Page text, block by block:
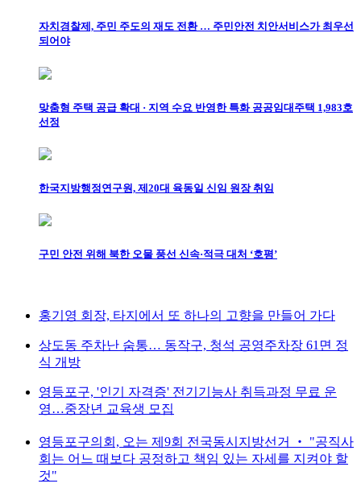
자치경찰제, 주민 주도의 재도 전환 … 주민안전 치안서비스가 최우선
되어야
맞춤형 주택 공급 확대 · 지역 수요 반영한 특화 공공임대주택 1,983호
선정
한국지방행정연구원, 제20대 육동일 신임 원장 취임
구민 안전 위해 북한 오물 풍선 신속·적극 대처 ‘호평’
홍기영 회장, 타지에서 또 하나의 고향을 만들어 가다
상도동 주차난 숨통… 동작구, 청석 공영주차장 61면 정
식 개방
영등포구, '인기 자격증' 전기기능사 취득과정 무료 운
영…중장년 교육생 모집
영등포구의회, 오는 제9회 전국동시지방선거 ‧ "공직사
회는 어느 때보다 공정하고 책임 있는 자세를 지켜야 할
것"